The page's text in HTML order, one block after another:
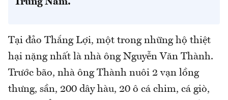
Trung Nam.
Tại đảo Thắng Lợi, một trong những hộ thiệt
hại nặng nhất là nhà ông Nguyễn Văn Thành.
Trước bão, nhà ông Thành nuôi 2 vạn lồng
thưng, sần, 200 dây hàu, 20 ô cá chim, cá giò,